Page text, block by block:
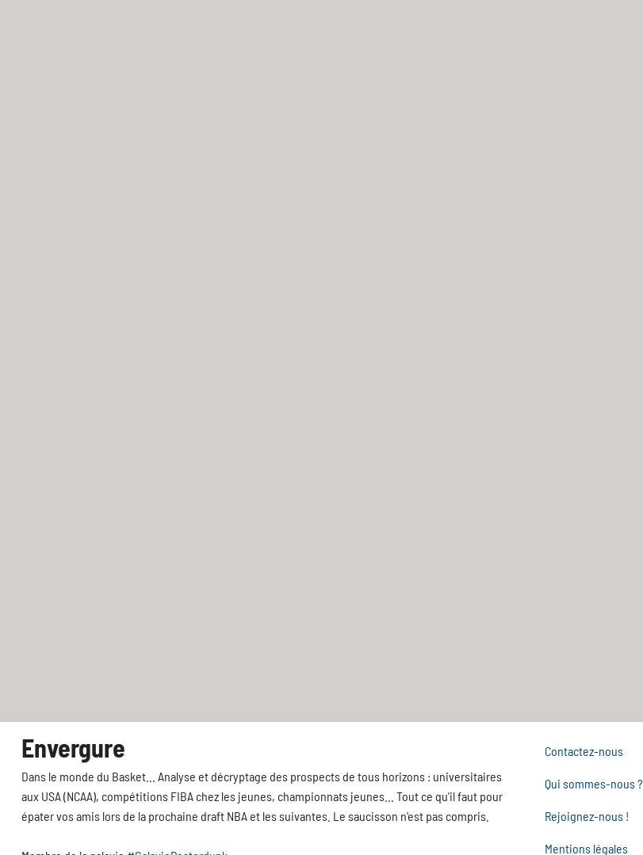
Envergure
Dans le monde du Basket... Analyse et décryptage des prospects de tous horizons : universitaires
aux USA (NCAA), compétitions FIBA chez les jeunes, championnats jeunes... Tout ce qu'il faut pour
épater vos amis lors de la prochaine draft NBA et les suivantes. Le saucisson n'est pas compris.
Contactez-nous
Qui sommes-nous ?
Rejoignez-nous !
Mentions légales